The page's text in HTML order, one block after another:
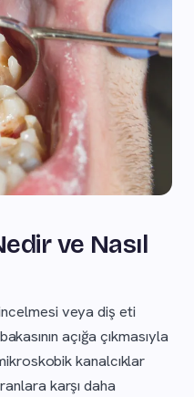
ve Nasıl
veya diş eti
açığa çıkmasıyla
kanalcıklar
karşı daha